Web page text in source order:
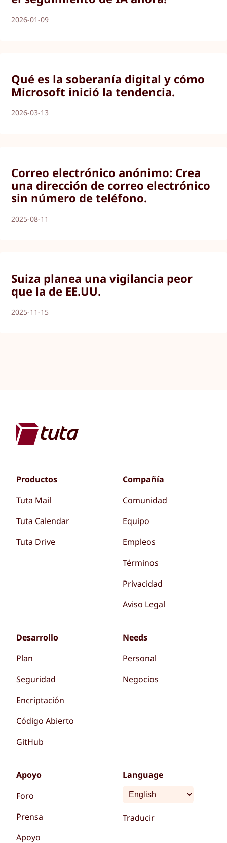
2026-01-09
Qué es la soberanía digital y cómo
Microsoft inició la tendencia.
2026-03-13
Correo electrónico anónimo: Crea
una dirección de correo electrónico
sin número de teléfono.
2025-08-11
Suiza planea una vigilancia peor
que la de EE.UU.
2025-11-15
Productos
Tuta Mail
Tuta Calendar
Tuta Drive
Compañía
Comunidad
Equipo
Empleos
Términos
Privacidad
Aviso Legal
Desarrollo
Plan
Seguridad
Encriptación
Código Abierto
GitHub
Needs
Personal
Negocios
Apoyo
Foro
Prensa
Apoyo
Language
Traducir